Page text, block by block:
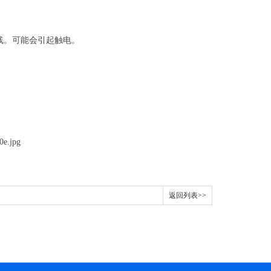
可能会引起触电。
返回列表>>